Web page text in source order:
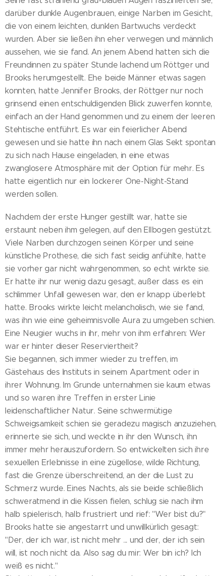
darüber dunkle Augenbrauen, einige Narben im Gesicht,
die von einem leichten, dunklen Bartwuchs verdeckt
wurden. Aber sie ließen ihn eher verwegen und männlich
aussehen, wie sie fand. An jenem Abend hatten sich die
Freundinnen zu später Stunde lachend um Röttger und
Brooks herumgestellt. Ehe beide Männer etwas sagen
konnten, hatte Jennifer Brooks, der Röttger nur noch
grinsend einen entschuldigenden Blick zuwerfen konnte,
einfach an der Hand genommen und zu einem der leeren
Stehtische entführt. Es war ein feierlicher Abend
gewesen und sie hatte ihn nach einem Glas Sekt spontan
zu sich nach Hause eingeladen, in eine etwas
zwanglosere Atmosphäre mit der Option für mehr. Es
hatte eigentlich nur ein lockerer One-Night-Stand
werden sollen.
Nachdem der erste Hunger gestillt war, hatte sie
erstaunt neben ihm gelegen, auf den Ellbogen gestützt.
Viele Narben durchzogen seinen Körper und seine
künstliche Prothese, die sich fast seidig anfühlte, hatte
sie vorher gar nicht wahrgenommen, so echt wirkte sie.
Er hatte ihr nur wenig dazu gesagt, außer dass es ein
schlimmer Unfall gewesen war, den er knapp überlebt
hatte. Brooks wirkte leicht melancholisch, wie sie fand,
was ihn wie eine geheimnisvolle Aura zu umgeben schien.
Eine Neugier wuchs in ihr, mehr von ihm erfahren: Wer
war er hinter dieser Reserviertheit?
Sie begannen, sich immer wieder zu treffen, im
Gästehaus des Instituts in seinem Apartment oder in
ihrer Wohnung. Im Grunde unternahmen sie kaum etwas
und so waren ihre Treffen in erster Linie
leidenschaftlicher Natur. Seine schwermütige
Schweigsamkeit schien sie geradezu magisch anzuziehen,
erinnerte sie sich, und weckte in ihr den Wunsch, ihn
immer mehr herauszufordern. So entwickelten sich ihre
sexuellen Erlebnisse in eine zügellose, wilde Richtung,
fast die Grenze überschreitend, an der die Lust zu
Schmerz wurde. Eines Nachts, als sie beide schließlich
schweratmend in die Kissen fielen, schlug sie nach ihm
halb spielerisch, halb frustriert und rief: "Wer bist du?"
Brooks hatte sie angestarrt und unwillkürlich gesagt:
"Der, der ich war, ist nicht mehr ... und der, der ich sein
will, ist noch nicht da. Also sag du mir: Wer bin ich? Ich
weiß es nicht."